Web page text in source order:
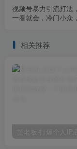
视频号暴力引流打法
一看就会，冷门小众
相关推荐